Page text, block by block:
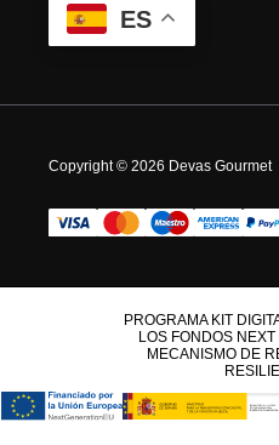
ES
Copyright © 2026 Devas Gourmet
PROGRAMA KIT
LOS FONDOS
MECANISMO DE